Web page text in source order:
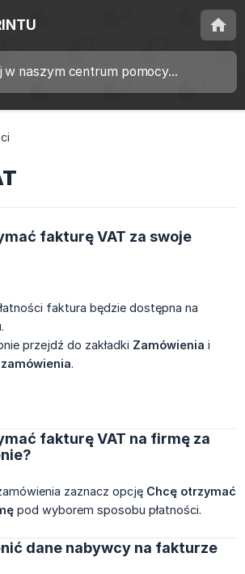
fakturę VAT za swoje
faktura będzie dostępna na
przejdź do zakładki Zamówienia i
.
fakturę VAT na firmę za
zaznacz opcję Chcę otrzymać
pod wyborem sposobu płatności.
dane nabywcy na fakturze